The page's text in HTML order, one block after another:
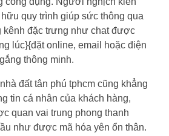
quy trình giúp sức thông qua
kênh đặc trưng như chat được
lúc}{đặt online, email hoặc điện
thông minh.
đất tân phú tphcm cũng khẳng
tin cá nhân của khách hàng,
quan vai trung phong thanh
như được mã hóa yên ổn thân.